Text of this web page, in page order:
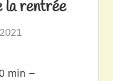
la rentrée
min –